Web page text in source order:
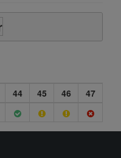
44 45 46
47